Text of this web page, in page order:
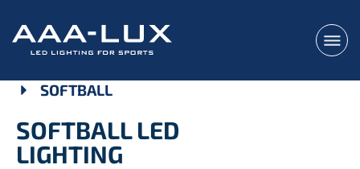
SOFTBALL
SOFTBALL LED
LIGHTING